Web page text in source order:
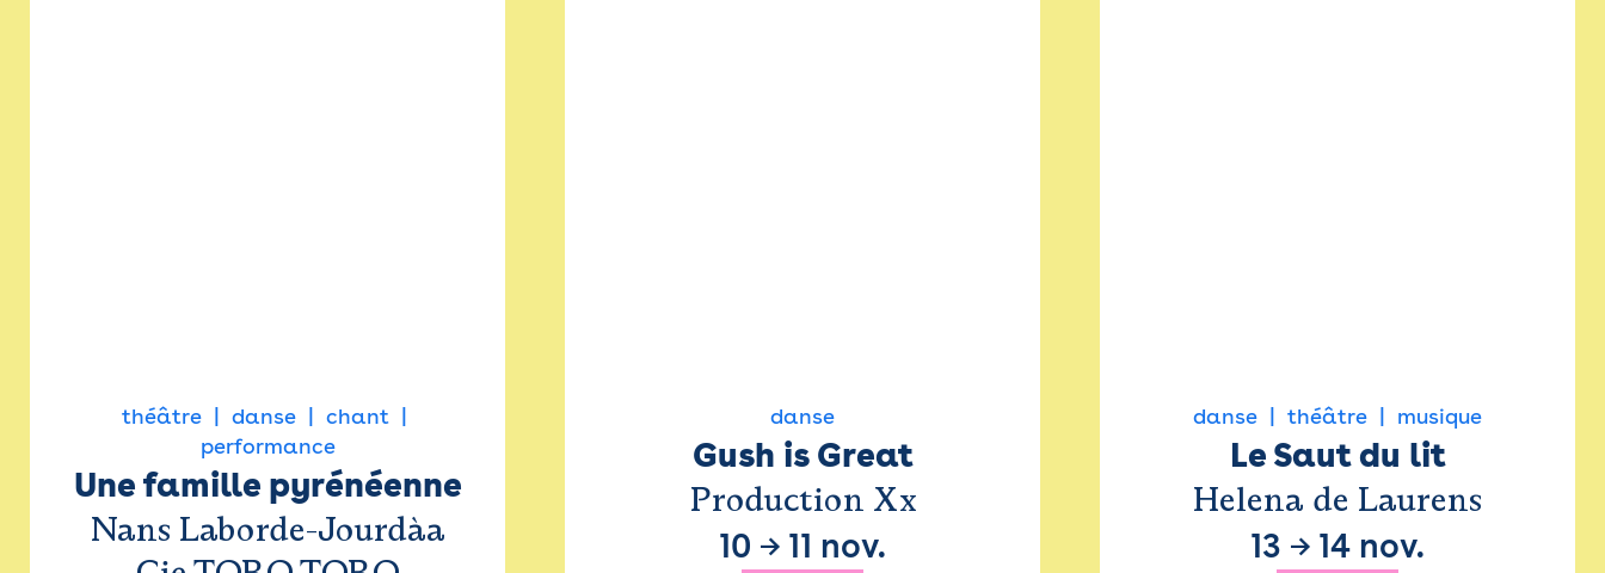
théâtre danse
chant
performance
Une famille pyrénéenne
Nans Laborde-Jourdàa
danse
Gush is Great
Production Xx
10 → 11 nov.
danse théâtre musique
Le Saut du lit
Helena de Laurens
13 → 14 nov.